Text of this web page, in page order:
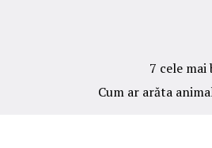
7 cele
Cum ar arăta